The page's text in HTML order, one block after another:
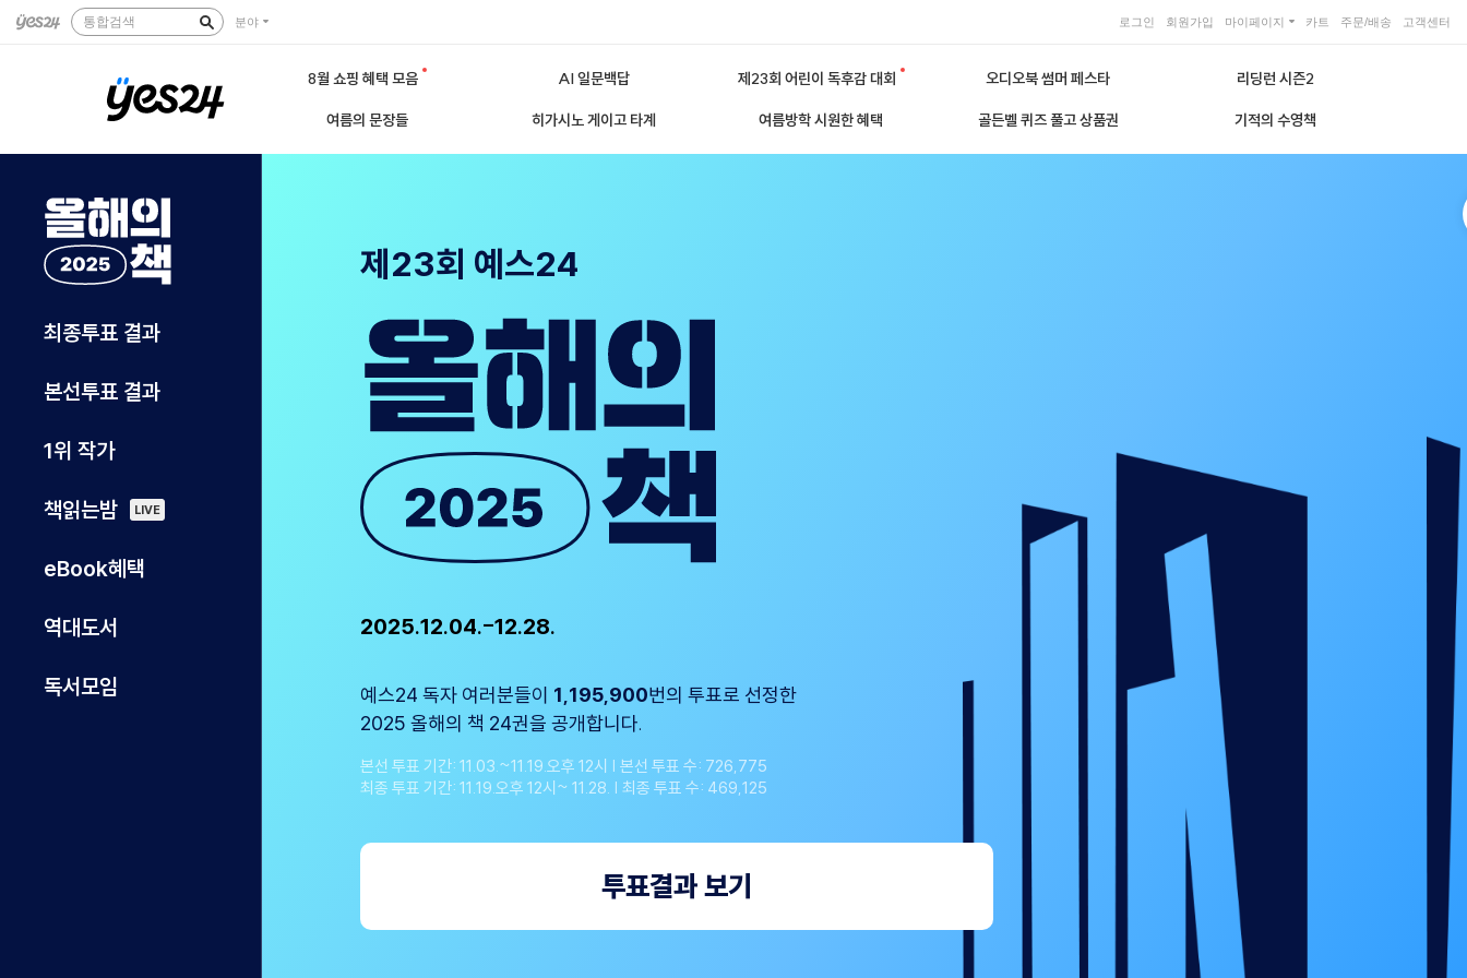
통합검색 분야 로그인 회원가입 마이페이지 카트 주문/배송 고객센터
8월 쇼핑 혜택 모음 AI 일문백답 제23회 어린이 독후감 대회 오디오북 썸머 페스타 리딩런 시즌2
여름의 문장들 히가시노 게이고 타계 여름방학 시원한 혜택 골든벨 퀴즈 풀고 상품권 기적의 수영책
최종투표 결과
본선투표 결과
1위 작가
책읽는밤 LIVE
eBook혜택
역대도서
독서모임
제23회 예스24
2025.12.04.-12.28.
예스24 독자 여러분들이 1,195,900번의 투표로 선정한
2025 올해의 책 24권을 공개합니다.
본선 투표 기간: 11.03.~11.19.오후 12시 | 본선 투표 수: 726,775
최종 투표 기간: 11.19.오후 12시~ 11.28. | 최종 투표 수: 469,125
투표결과 보기